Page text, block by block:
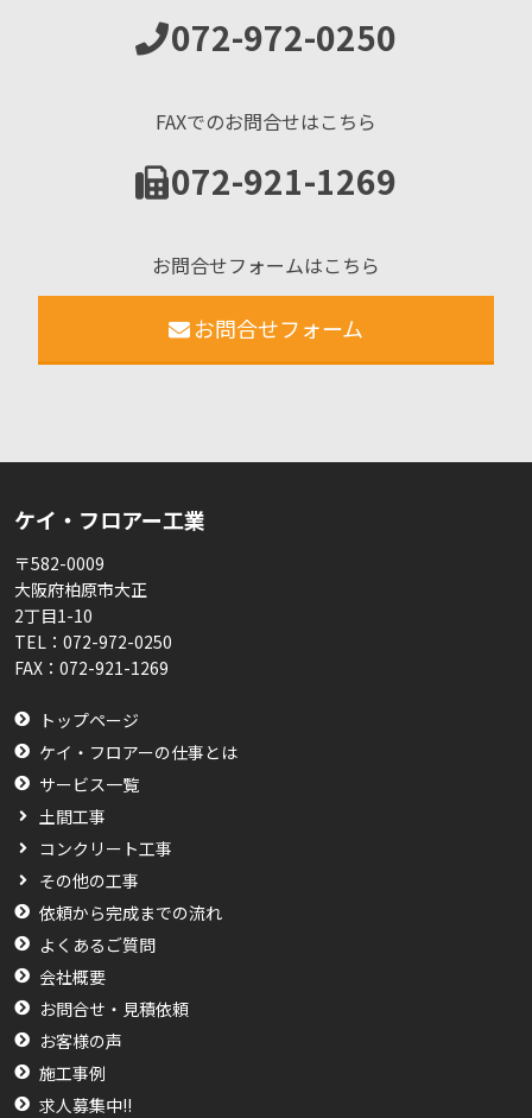
072-972-0250
FAXでのお問合せはこちら
072-921-1269
お問合せフォームはこちら
お問合せフォーム
ケイ・フロアー工業
〒582-0009
大阪府柏原市大正
2丁目1-10
TEL： 072-972-0250
FAX： 072-921-1269
トップページ
ケイ・フロアーの仕事とは
サービス一覧
土間工事
コンクリート工事
その他の工事
依頼から完成までの流れ
よくあるご質問
会社概要
お問合せ・見積依頼
お客様の声
施工事例
求人募集中!!